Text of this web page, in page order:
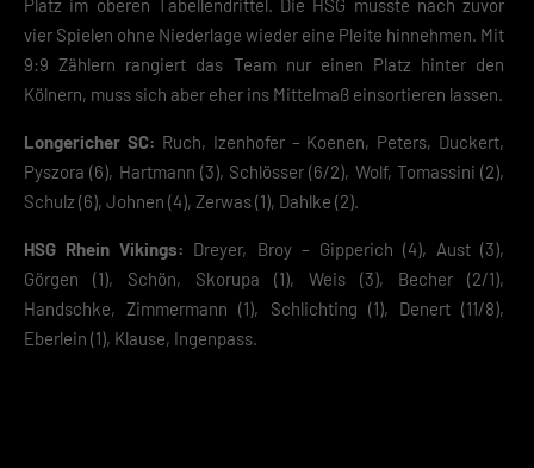
Platz im oberen Tabellendrittel. Die HSG musste nach zuvor
vier Spielen ohne Niederlage wieder eine Pleite hinnehmen. Mit
9:9 Zählern rangiert das Team nur einen Platz hinter den
Kölnern, muss sich aber eher ins Mittelmaß einsortieren lassen.
Longericher SC: Ruch, Izenhofer – Koenen, Peters, Duckert,
Pyszora (6), Hartmann (3), Schlösser (6/2), Wolf, Tomassini (2),
Schulz (6), Johnen (4), Zerwas (1), Dahlke (2).
HSG Rhein Vikings: Dreyer, Broy – Gipperich (4), Aust (3),
Görgen (1), Schön, Skorupa (1), Weis (3), Becher (2/1),
Handschke, Zimmermann (1), Schlichting (1), Denert (11/8),
Eberlein (1), Klause, Ingenpass.
Speichern
Zurück
Essenziell (2)
Essenzielle Cookies ermöglichen grundlegende Funktionen und sind für die
einwandfreie Funktion der Website erforderlich.
Cookie-Informationen anzeigen
Datenschutzerklärung